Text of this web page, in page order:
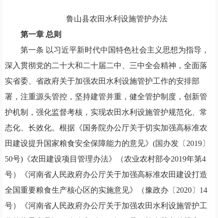
鲁山县农田水利设施管护办法
第一章 总则
第一条 以习近平新时代中国特色社会主义思想为指导 ，
深入贯彻党的二十大和二十届二中 三中全会精神 ， 全面落
实省委
省政府关于加强农田水利设施管护工作的安排部
署 ， 注重源头管控 ， 坚持建管并重 ， 健全管护制度 ， 创新管
护机制
， 强化监督考核 ， 实现农田水利设施管护规范化
常
态化
长效化。根据《国务院办公厅关于切实加强高标准农
田建设提升国家粮食安全保障能力的意见》 (国办发〔2019〕
50号)《农田建设项目管理办法》
（农业农村部令2019年第4
号）
《河南省人民政府办公厅关于加强高标准农田建设打造
全国重要粮食生产核心区的实施意见》
（豫政办〔 2020〕14
号）
《河南省人民政府办公厅关于加强农田水利设施管护工